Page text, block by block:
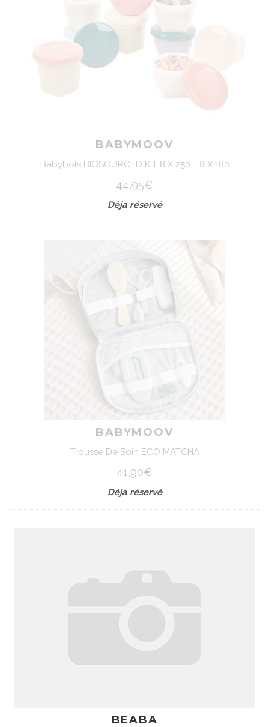
BABYMOOV
Babybols BIOSOURCED KIT 8 X 250 + 8 X 180
44,95€
Déja réservé
BABYMOOV
Trousse De Soin ECO MATCHA
41,90€
Déja réservé
BEABA